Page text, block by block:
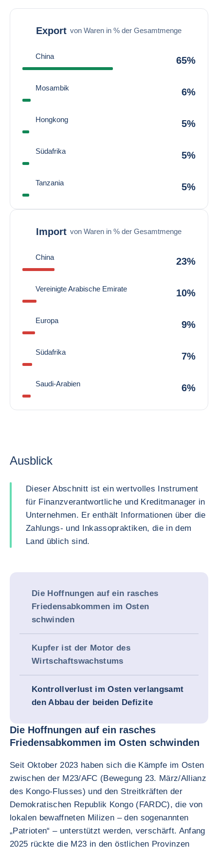
Export von Waren in % der Gesamtmenge
China 65%
Mosambik 6%
Hongkong 5%
Südafrika 5%
Tanzania 5%
Import von Waren in % der Gesamtmenge
China 23%
Vereinigte Arabische Emirate 10%
Europa 9%
Südafrika 7%
Saudi-Arabien 6%
Ausblick
Dieser Abschnitt ist ein wertvolles Instrument
für Finanzverantwortliche und Kreditmanager in
Unternehmen. Er enthält Informationen über die
Zahlungs- und Inkassopraktiken, die in dem
Land üblich sind.
Die Hoffnungen auf ein rasches
Friedensabkommen im Osten
schwinden
Kupfer ist der Motor des
Wirtschaftswachstums
Kontrollverlust im Osten verlangsamt
den Abbau der beiden Defizite
Die Hoffnungen auf ein rasches
Friedensabkommen im Osten schwinden
Seit Oktober 2023 haben sich die Kämpfe im Osten
zwischen der M23/AFC (Bewegung 23. März/Allianz
des Kongo-Flusses) und den Streitkräften der
Demokratischen Republik Kongo (FARDC), die von
lokalen bewaffneten Milizen – den sogenannten
„Patrioten“ – unterstützt werden, verschärft. Anfang
2025 rückte die M23 in den östlichen Provinzen